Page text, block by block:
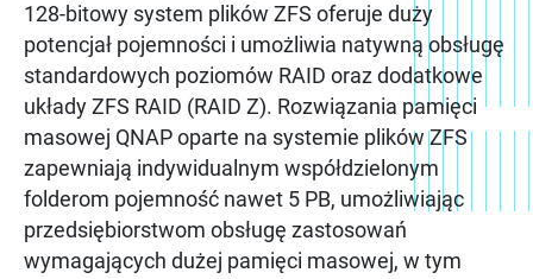
128-bitowy system plików ZFS oferuje duży
potencjał pojemności i umożliwia natywną obsługę
standardowych poziomów RAID oraz dodatkowe
układy ZFS RAID (RAID Z). Rozwiązania pamięci
masowej QNAP oparte na systemie plików ZFS
zapewniają indywidualnym współdzielonym
folderom pojemność nawet 5 PB, umożliwiając
przedsiębiorstwom obsługę zastosowań
wymagających dużej pamięci masowej, w tym